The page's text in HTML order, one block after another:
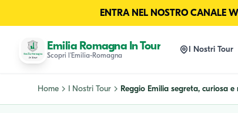
ENTRA NEL NOSTRO CANALE
Emilia Romagna In Tour
Scopri l'Emilia-Romagna
I Nostri Tour
Home I Nostri Tour Reggio Emilia segreta, curiosa e